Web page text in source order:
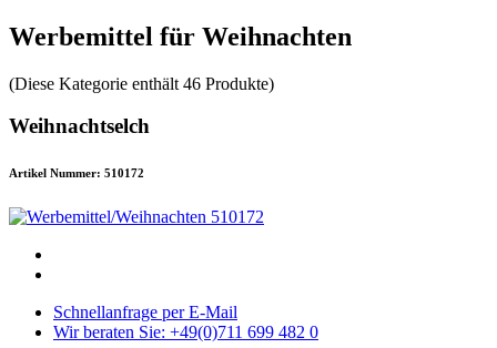
Werbemittel für Weihnachten
(Diese Kategorie enthält 46 Produkte)
Weihnachtselch
Artikel Nummer: 510172
Schnellanfrage per E-Mail
Wir beraten Sie: +49(0)711 699 482 0